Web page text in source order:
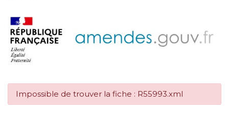
Impossible de trouver la fiche : R55993.xml